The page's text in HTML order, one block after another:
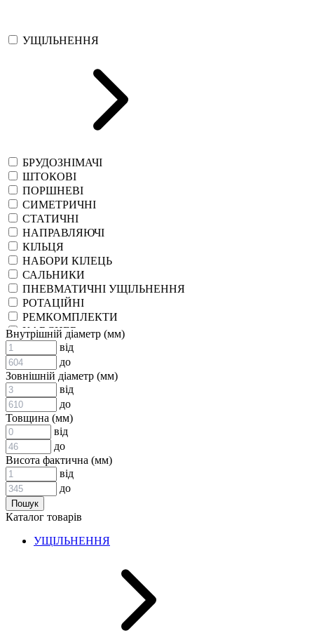
УЩІЛЬНЕННЯ
БРУДОЗНІМАЧІ
ШТОКОВІ
ПОРШНЕВІ
СИМЕТРИЧНІ
СТАТИЧНІ
НАПРАВЛЯЮЧІ
КІЛЬЦЯ
НАБОРИ КІЛЕЦЬ
САЛЬНИКИ
ПНЕВМАТИЧНІ УЩІЛЬНЕННЯ
РОТАЦІЙНІ
РЕМКОМПЛЕКТИ
KARCHER
EPDM
СПЕЦІАЛЬНІ
ВСТАВКИ МУФТ (ЗІРОЧКИ)
ГІДРАВЛІКА
АДАПТЕРИ
КЛАПАНИ
КРАНИ, ДИВЕРТОРИ
ГІДРОРОЗПОДІЛЬНИКИ
Внутрішній діаметр (мм)
від
до
Зовнішній діаметр (мм)
від
до
Товщина (мм)
від
до
Висота фактична (мм)
від
до
Каталог товарів
УЩІЛЬНЕННЯ